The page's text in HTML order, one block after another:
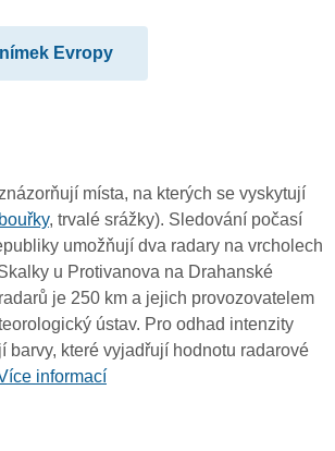
Evropy
místa, na kterých se vyskytují
bouřky, trvalé srážky). Sledování počasí
umožňují dva radary na vrcholech
u Protivanova na Drahanské
je 250 km a jejich provozovatelem
ústav. Pro odhad intenzity
barvy, které vyjadřují hodnotu radarové
informací